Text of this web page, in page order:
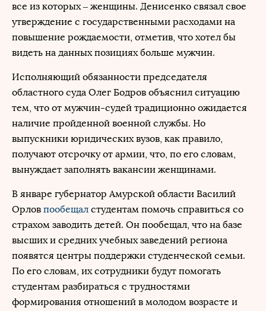
все из которых – женщины. Денисенко связал свое
утверждение с государственными расходами на
повышение рождаемости, отметив, что хотел бы
видеть на данных позициях больше мужчин.
Исполняющий обязанности председателя
областного суда Олег Бодров объяснил ситуацию
тем, что от мужчин-судей традиционно ожидается
наличие пройденной военной службы. Но
выпускники юридических вузов, как правило,
получают отсрочку от армии, что, по его словам,
вынуждает заполнять вакансии женщинами.
В январе губернатор Амурской области Василий
Орлов пообещал студентам помочь справиться со
страхом заводить детей. Он пообещал, что на базе
высших и средних учебных заведений региона
появятся центры поддержки студенческой семьи.
По его словам, их сотрудники будут помогать
студентам разбираться с трудностями
формирования отношений в молодом возрасте и